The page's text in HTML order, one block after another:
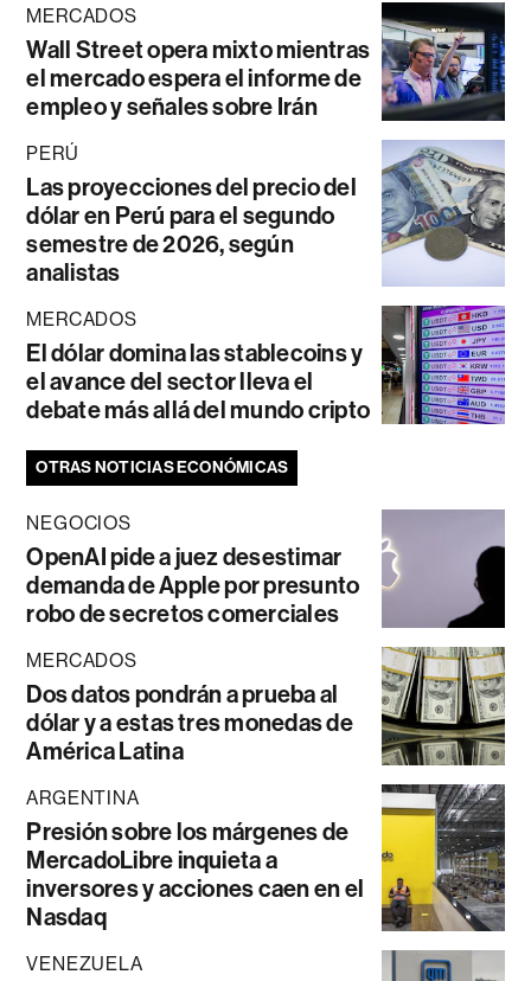
MERCADOS
Wall Street opera mixto mientras
el mercado espera el informe de
empleo y señales sobre Irán
PERÚ
Las proyecciones del precio del
dólar en Perú para el segundo
semestre de 2026, según
analistas
MERCADOS
El dólar domina las stablecoins y
el avance del sector lleva el
debate más allá del mundo cripto
OTRAS NOTICIAS ECONÓMICAS
NEGOCIOS
OpenAI pide a juez desestimar
demanda de Apple por presunto
robo de secretos comerciales
MERCADOS
Dos datos pondrán a prueba al
dólar y a estas tres monedas de
América Latina
ARGENTINA
Presión sobre los márgenes de
MercadoLibre inquieta a
inversores y acciones caen en el
Nasdaq
VENEZUELA